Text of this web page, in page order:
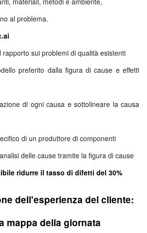
al problema.
rapporto sui problemi di qualità esistenti
preferito dalla figura di cause e effetti
di ogni causa e sottolineare la causa
di un produttore di componenti
delle cause tramite la figura di cause
ridurre il tasso di difetti del 30%
dell'esperienza del cliente:
mappa della giornata